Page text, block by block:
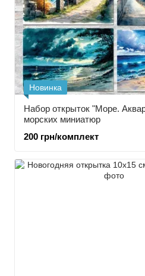
Новинка
Набор открыток "Море.
морских миниатюр
200 грн/комплект